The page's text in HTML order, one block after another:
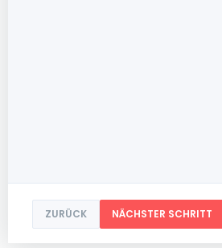
ZURÜCK NÄCHSTER SCHRITT